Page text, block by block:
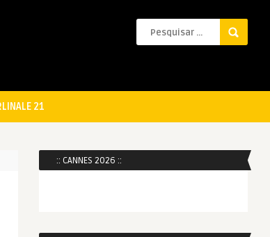
21
:: CANNES 2026 ::